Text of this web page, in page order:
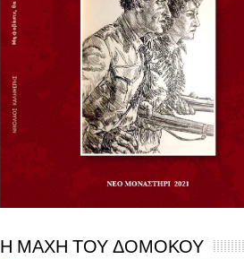
Η ΜΑΧΗ ΤΟΥ ΔΟΜΟΚΟΥ